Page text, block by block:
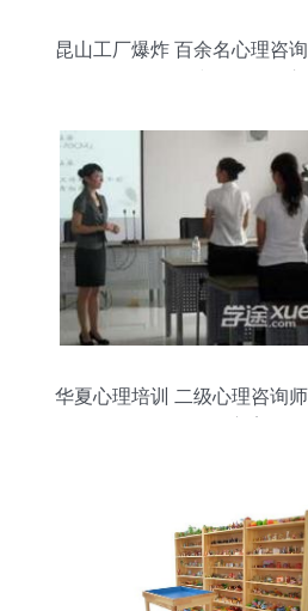
昆山工厂爆炸 百余名心理咨
华夏心理培训 二级心理咨询